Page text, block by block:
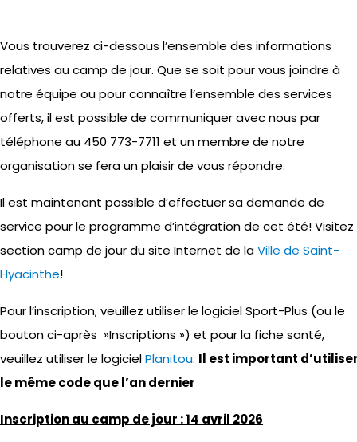
Vous trouverez ci-dessous l’ensemble des informations
relatives au camp de jour. Que se soit pour vous joindre à
notre équipe ou pour connaître l’ensemble des services
offerts, il est possible de communiquer avec nous par
téléphone au 450 773-7711 et un membre de notre
organisation se fera un plaisir de vous répondre.
Il est maintenant possible d’effectuer sa demande de
service pour le programme d’intégration de cet été! Visitez
section camp de jour du site Internet de laVille de Saint-
Hyacinthe!
Pour l’inscription, veuillez utiliser le logiciel Sport-Plus (ou le
bouton ci-après »Inscriptions ») et pour la fiche santé,
veuillez utiliser le logicielPlanitou. Il est important
le même code que l’an dernier
Inscription au camp de jour : 14 avril 2026